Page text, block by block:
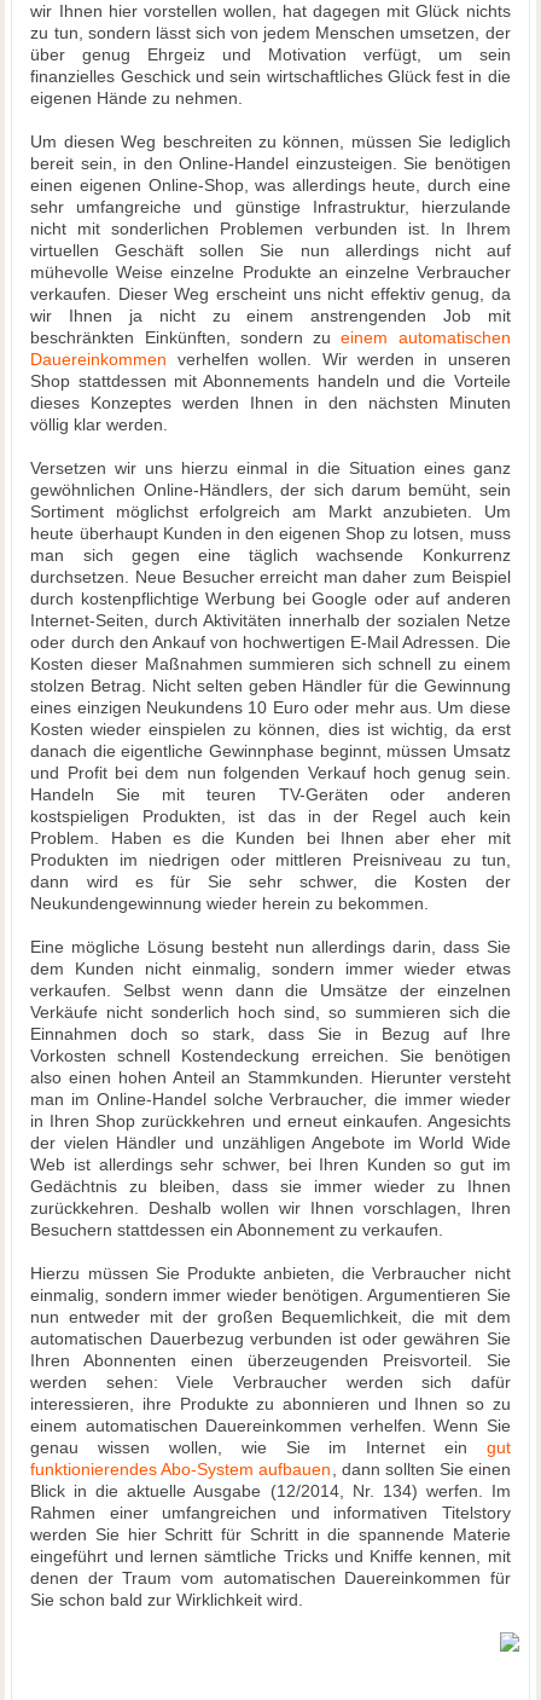
wir Ihnen hier vorstellen wollen, hat dagegen mit Glück nichts
zu tun, sondern lässt sich von jedem Menschen umsetzen, der
über genug Ehrgeiz und Motivation verfügt, um sein
finanzielles Geschick und sein wirtschaftliches Glück fest in die
eigenen Hände zu nehmen.
Um diesen Weg beschreiten zu können, müssen Sie lediglich
bereit sein, in den Online-Handel einzusteigen. Sie benötigen
einen eigenen Online-Shop, was allerdings heute, durch eine
sehr umfangreiche und günstige Infrastruktur, hierzulande
nicht mit sonderlichen Problemen verbunden ist. In Ihrem
virtuellen Geschäft sollen Sie nun allerdings nicht auf
mühevolle Weise einzelne Produkte an einzelne Verbraucher
verkaufen. Dieser Weg erscheint uns nicht effektiv genug, da
wir Ihnen ja nicht zu einem anstrengenden Job mit
beschränkten Einkünften, sondern zueinem automatischen
Dauereinkommen verhelfen wollen. Wir werden in unseren
Shop stattdessen mit Abonnements handeln und die Vorteile
dieses Konzeptes werden Ihnen in den nächsten Minuten
völlig klar werden.
Versetzen wir uns hierzu einmal in die Situation eines ganz
gewöhnlichen Online-Händlers, der sich darum bemüht, sein
Sortiment möglichst erfolgreich am Markt anzubieten. Um
heute überhaupt Kunden in den eigenen Shop zu lotsen, muss
man sich gegen eine täglich wachsende Konkurrenz
durchsetzen. Neue Besucher erreicht man daher zum Beispiel
durch kostenpflichtige Werbung bei Google oder auf anderen
Internet-Seiten, durch Aktivitäten innerhalb der sozialen Netze
oder durch den Ankauf von hochwertigen E-Mail Adressen. Die
Kosten dieser Maßnahmen summieren sich schnell zu einem
stolzen Betrag. Nicht selten geben Händler für die Gewinnung
eines einzigen Neukundens 10 Euro oder mehr aus. Um diese
Kosten wieder einspielen zu können, dies ist wichtig, da erst
danach die eigentliche Gewinnphase beginnt, müssen Umsatz
und Profit bei dem nun folgenden Verkauf hoch genug sein.
Handeln Sie mit teuren TV-Geräten oder anderen
kostspieligen Produkten, ist das in der Regel auch kein
Problem. Haben es die Kunden bei Ihnen aber eher mit
Produkten im niedrigen oder mittleren Preisniveau zu tun,
dann wird es für Sie sehr schwer, die Kosten der
Neukundengewinnung wieder herein zu bekommen.
Eine mögliche Lösung besteht nun allerdings darin, dass Sie
dem Kunden nicht einmalig, sondern immer wieder etwas
verkaufen. Selbst wenn dann die Umsätze der einzelnen
Verkäufe nicht sonderlich hoch sind, so summieren sich die
Einnahmen doch so stark, dass Sie in Bezug auf Ihre
Vorkosten schnell Kostendeckung erreichen. Sie benötigen
also einen hohen Anteil an Stammkunden. Hierunter versteht
man im Online-Handel solche Verbraucher, die immer wieder
in Ihren Shop zurückkehren und erneut einkaufen. Angesichts
der vielen Händler und unzähligen Angebote im World Wide
Web ist allerdings sehr schwer, bei Ihren Kunden so gut im
Gedächtnis zu bleiben, dass sie immer wieder zu Ihnen
zurückkehren. Deshalb wollen wir Ihnen vorschlagen, Ihren
Besuchern stattdessen ein Abonnement zu verkaufen.
Hierzu müssen Sie Produkte anbieten, die Verbraucher nicht
einmalig, sondern immer wieder benötigen. Argumentieren Sie
nun entweder mit der großen Bequemlichkeit, die mit dem
automatischen Dauerbezug verbunden ist oder gewähren Sie
Ihren Abonnenten einen überzeugenden Preisvorteil. Sie
werden sehen: Viele Verbraucher werden sich dafür
interessieren, ihre Produkte zu abonnieren und Ihnen so zu
einem automatischen Dauereinkommen verhelfen. Wenn Sie
genau wissen wollen, wie Sie im Internet ein gut
funktionierendes Abo-System aufbauen , dann sollten Sie einen
Blick in die aktuelle Ausgabe (12/2014, Nr. 134) werfen. Im
Rahmen einer umfangreichen und informativen Titelstory
werden Sie hier Schritt für Schritt in die spannende Materie
eingeführt und lernen sämtliche Tricks und Kniffe kennen, mit
denen der Traum vom automatischen Dauereinkommen für
Sie schon bald zur Wirklichkeit wird.